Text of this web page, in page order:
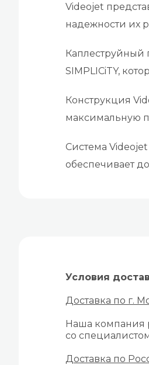
Videojet
надежности их
Каплеструйный
SIMPLICiTY,
Конструкция
максимальную
Система
обеспечивает
Условия
Доставка по г.
Наша компания
со
Доставка по